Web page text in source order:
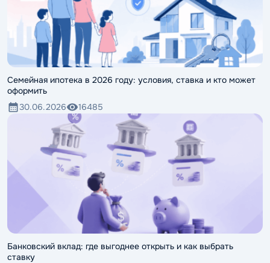
Семейная ипотека в 2026 году: условия, ставка и кто может
оформить
30.06.2026
16485
Банковский вклад: где выгоднее открыть и как выбрать
ставку